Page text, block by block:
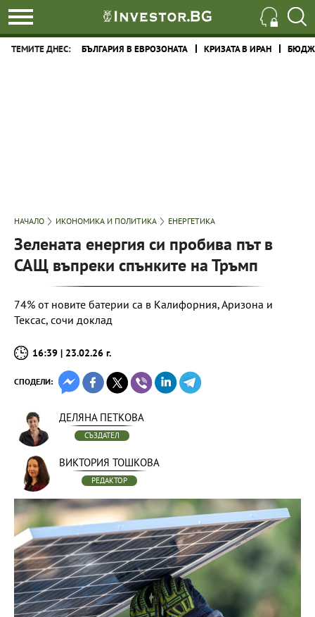
ТЕМИТЕ ДНЕС: БЪЛГАРИЯ В ЕВРОЗОНАТА КРИЗАТА В ИРАН
НАЧАЛО ИКОНОМИКА И ПОЛИТИКА ЕНЕРГЕТИКА
Зелената енергия си пробива път в
САЩ въпреки спънките на Тръмп
74% от новите батерии са в Калифорния, Аризона и
Тексас, сочи доклад
16:39 | 23.02.26 г.
СПОДЕЛИ:
ДЕЛЯНА ПЕТКОВА
СЪЗДАТЕЛ
ВИКТОРИЯ ТОШКОВА
РЕДАКТОР